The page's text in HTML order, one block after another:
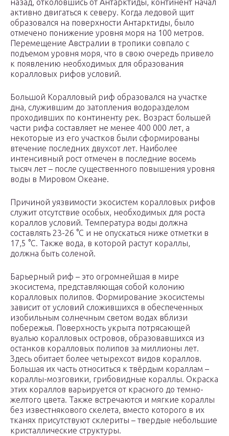
назад, отколовшись от Антарктиды, континент начал
активно двигаться к северу. Когда ледовой щит
образовался на поверхности Антарктиды, было
отмечено понижение уровня моря на 100 метров.
Перемещение Австралии в тропики совпало с
подъемом уровня моря, что в свою очередь привело
к появлению необходимых для образования
коралловых рифов условий.
Большой Коралловый риф образовался на участке
дна, служившим до затопления водоразделом
проходивших по континенту рек. Возраст большей
части рифа составляет не менее 400 000 лет, а
некоторые из его участков были сформированы
втечение последних двухсот лет. Наиболее
интенсивный рост отмечен в последние восемь
тысяч лет – после существенного повышения уровня
воды в Мировом Океане.
Причиной уязвимости экосистем коралловых рифов
служит отсутствие особых, необходимых для роста
кораллов условий. Температура воды должна
составлять 23-26 °C и не опускаться ниже отметки в
17,5 °C. Также вода, в которой растут кораллы,
должна быть соленой.
Барьерный риф – это огромнейшая в мире
экосистема, представляющая собой колонию
коралловых полипов. Формирование экосистемы
зависит от условий сложившихся в обеспеченных
изобильным солнечным светом водах вблизи
побережья. Поверхность укрыта потрясающей
вуалью коралловых островов, образовавшихся из
останков коралловых полипов за миллионы лет.
Здесь обитает более четырехсот видов кораллов.
Большая их часть относиться к твёрдым кораллам –
кораллы-мозговики, грибовидные кораллы. Окраска
этих кораллов варьируется от красного до темно-
желтого цвета. Также встречаются и мягкие кораллы
без известнякового скелета, вместо которого в их
тканях присутствуют склериты – твердые небольшие
кристаллические структуры.